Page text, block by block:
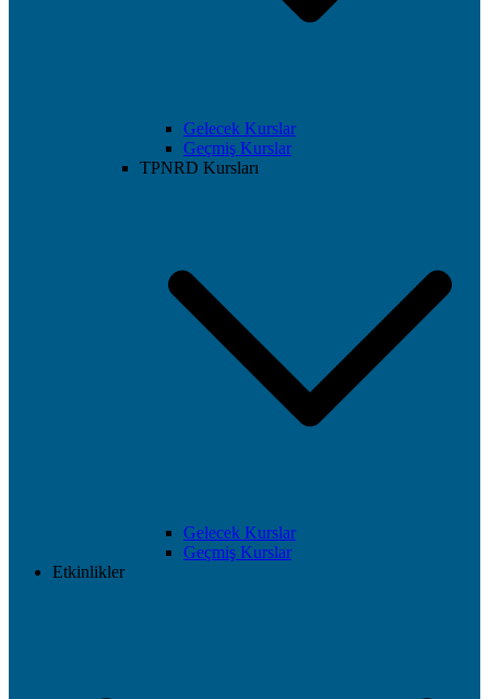
Gelecek Kurslar
Geçmiş Kurslar
TPNRD Kursları
Gelecek Kurslar
Geçmiş Kurslar
Etkinlikler